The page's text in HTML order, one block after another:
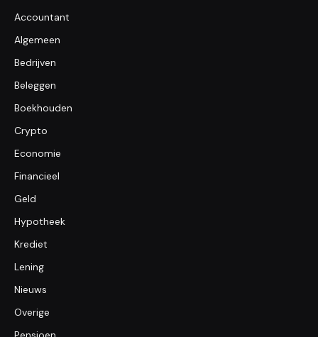
Accountant
Algemeen
Bedrijven
Beleggen
Boekhouden
Crypto
Economie
Financieel
Geld
Hypotheek
Krediet
Lening
Nieuws
Overige